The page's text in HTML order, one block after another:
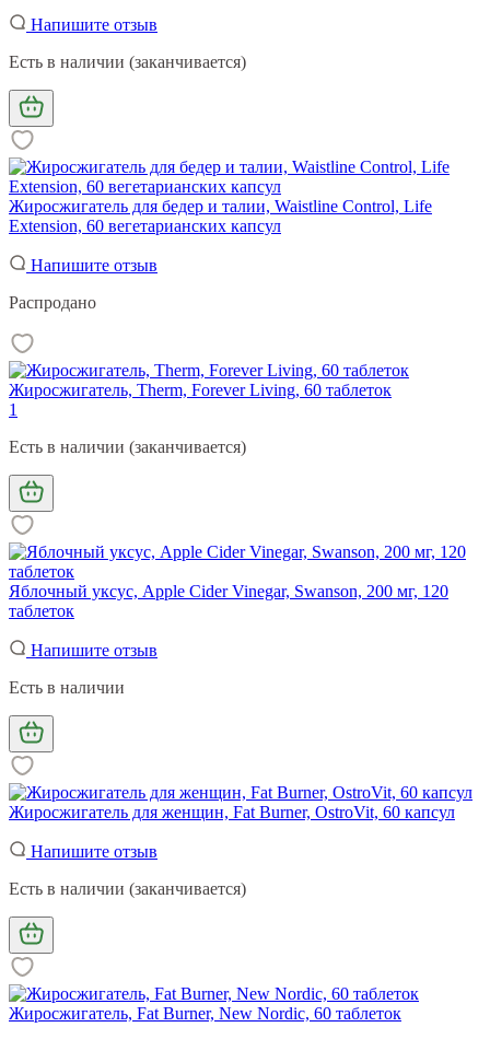
Напишите отзыв
Есть в наличии (заканчивается)
Жиросжигатель для бедер и талии, Waistline Control, Life
Extension, 60 вегетарианских капсул
Напишите отзыв
Распродано
Жиросжигатель, Therm, Forever Living, 60 таблеток
1
Есть в наличии (заканчивается)
Яблочный уксус, Apple Cider Vinegar, Swanson, 200 мг, 120
таблеток
Напишите отзыв
Есть в наличии
Жиросжигатель для женщин, Fat Burner, OstroVit, 60 капсул
Напишите отзыв
Есть в наличии (заканчивается)
Жиросжигатель, Fat Burner, New Nordic, 60 таблеток